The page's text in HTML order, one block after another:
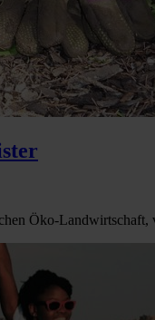
Öko-Landwirtschaft,